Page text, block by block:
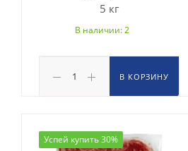
5 кг
В наличии: 2
В КОРЗИНУ
Успей купить 30%